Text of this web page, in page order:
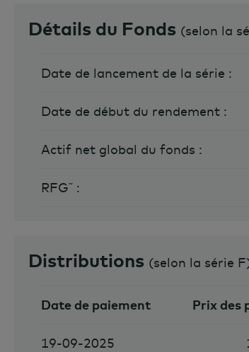
Détails du Fonds (selon la
Date de lancement de la série :
Date de début du rendement :
Actif net global du fonds :
RFG˜ :
Distributions (selon la série F
Date de paiement Prix des
19-09-2025